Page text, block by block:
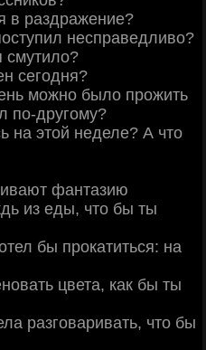
в раздражение?
несправедливо?
смутило?
сегодня?
можно было прожить
по-другому?
на этой неделе? А что
фантазию
из еды, что бы ты
бы прокатиться: на
цвета, как бы ты
разговаривать, что бы